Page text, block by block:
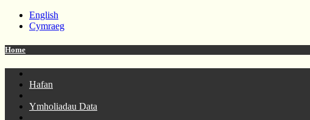
English
Cymraeg
Home
Hafan
Ymholiadau Data